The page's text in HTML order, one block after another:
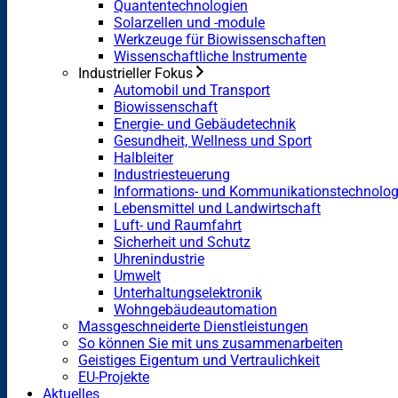
Quantentechnologien
Solarzellen und -module
Werkzeuge für Biowissenschaften
Wissenschaftliche Instrumente
Industrieller Fokus
Automobil und Transport
Biowissenschaft
Energie- und Gebäudetechnik
Gesundheit, Wellness und Sport
Halbleiter
Industriesteuerung
Informations- und
Lebensmittel und Landwirtschaft
Luft- und Raumfahrt
Sicherheit und Schutz
Uhrenindustrie
Umwelt
Unterhaltungselektronik
Wohngebäudeautomation
Massgeschneiderte Dienstleistungen
So können Sie mit uns zusammenarbeiten
Geistiges Eigentum und Vertraulichkeit
EU-Projekte
Aktuelles